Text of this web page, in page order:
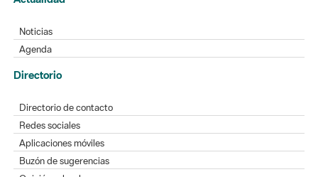
Noticias
Agenda
Directorio
Directorio de contacto
Redes sociales
Aplicaciones móviles
Buzón de sugerencias